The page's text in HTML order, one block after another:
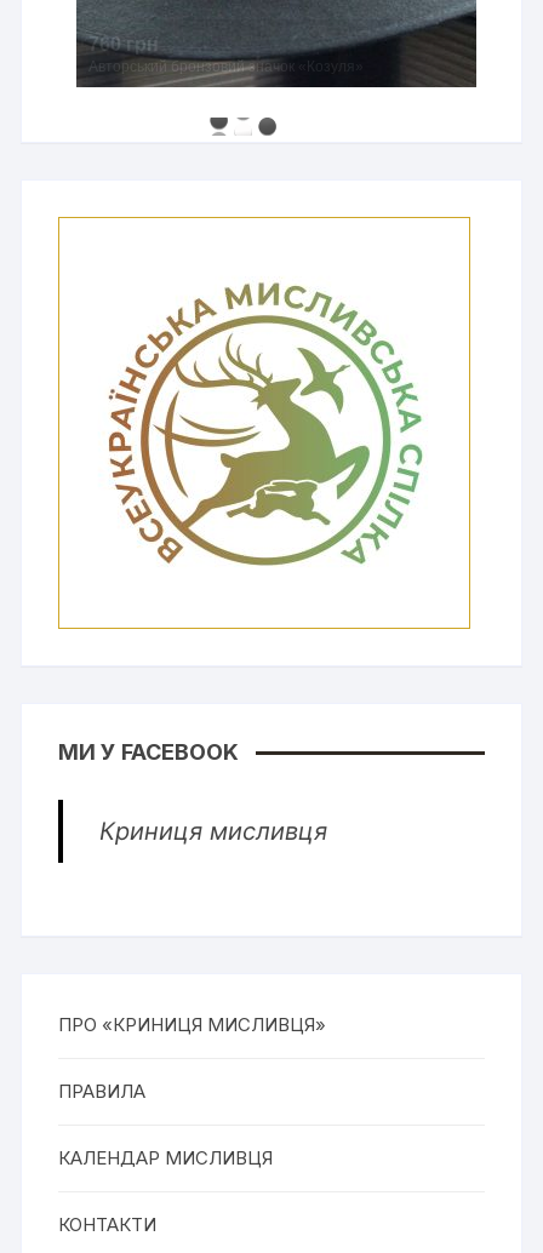
760 грн
Авторський бронзовий значок «Козуля»
МИ У FACEBOOK
Криниця мисливця
ПРО «КРИНИЦЯ МИСЛИВЦЯ»
ПРАВИЛА
КАЛЕНДАР МИСЛИВЦЯ
КОНТАКТИ